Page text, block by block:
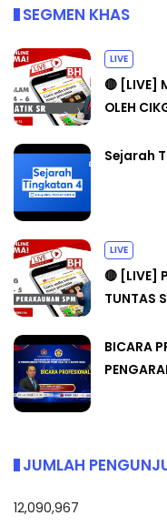
SEGMEN KHAS
LIVE
🔴 [LIVE]
OLEH
Sejarah
LIVE
🔴 [LIVE]
TUNTAS
BICARA
JUMLAH
12,090,967